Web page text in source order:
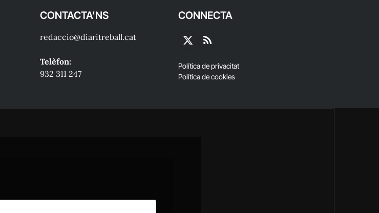
CONTACTA'NS
redaccio@diaritreball.cat
Telèfon:
932 311 247
CONNECTA
X
RSS
Política de privacitat
Política de cookies